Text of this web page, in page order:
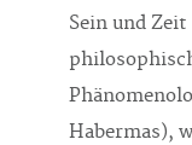
Sein und
Habermas),